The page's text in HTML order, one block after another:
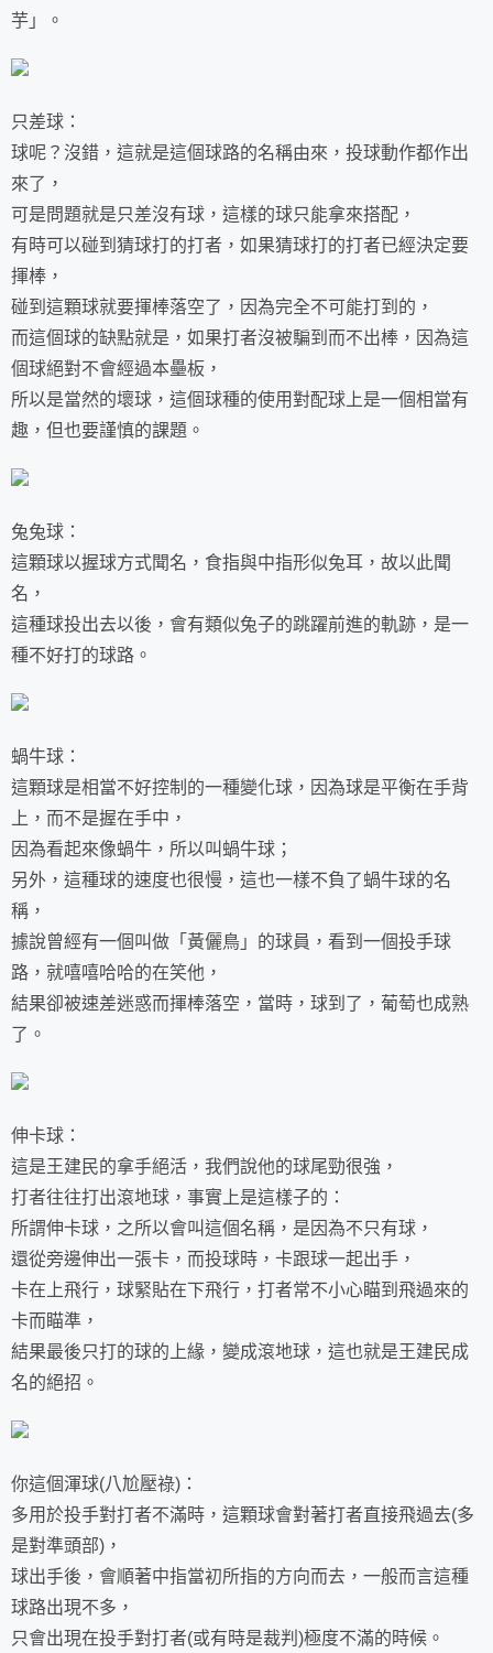
芋」。
只差球：
球呢？沒錯，這就是這個球路的名稱由來，投球動作都作出
來了，
可是問題就是只差沒有球，這樣的球只能拿來搭配，
有時可以碰到猜球打的打者，如果猜球打的打者已經決定要
揮棒，
碰到這顆球就要揮棒落空了，因為完全不可能打到的，
而這個球的缺點就是，如果打者沒被騙到而不出棒，因為這
個球絕對不會經過本壘板，
所以是當然的壞球，這個球種的使用對配球上是一個相當有
趣，但也要謹慎的課題。
兔兔球：
這顆球以握球方式聞名，食指與中指形似兔耳，故以此聞
名，
這種球投出去以後，會有類似兔子的跳躍前進的軌跡，是一
種不好打的球路。
蝸牛球：
這顆球是相當不好控制的一種變化球，因為球是平衡在手背
上，而不是握在手中，
因為看起來像蝸牛，所以叫蝸牛球；
另外，這種球的速度也很慢，這也一樣不負了蝸牛球的名
稱，
據說曾經有一個叫做「黃儷鳥」的球員，看到一個投手球
路，就嘻嘻哈哈的在笑他，
結果卻被速差迷惑而揮棒落空，當時，球到了，葡萄也成熟
了。
伸卡球：
這是王建民的拿手絕活，我們說他的球尾勁很強，
打者往往打出滾地球，事實上是這樣子的：
所謂伸卡球，之所以會叫這個名稱，是因為不只有球，
還從旁邊伸出一張卡，而投球時，卡跟球一起出手，
卡在上飛行，球緊貼在下飛行，打者常不小心瞄到飛過來的
卡而瞄準，
結果最後只打的球的上緣，變成滾地球，這也就是王建民成
名的絕招。
你這個渾球(八尬壓祿)：
多用於投手對打者不滿時，這顆球會對著打者直接飛過去(多
是對準頭部)，
球出手後，會順著中指當初所指的方向而去，一般而言這種
球路出現不多，
只會出現在投手對打者(或有時是裁判)極度不滿的時候。